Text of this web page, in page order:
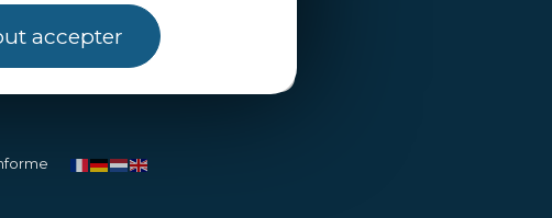
accepter
Contactez-nous